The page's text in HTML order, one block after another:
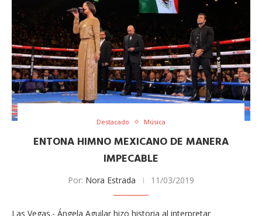
Destacado Música
ENTONA HIMNO MEXICANO DE MANERA
IMPECABLE
Por: Nora Estrada 11/03/2019
Las Vegas.- Ángela Aguilar hizo historia al interpretar